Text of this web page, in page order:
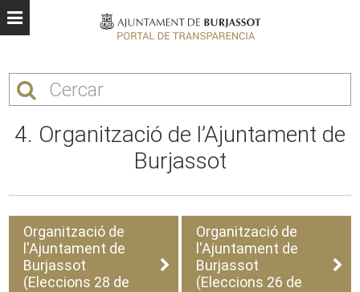
4. Organització de l’Ajuntament de
Burjassot
Organització de
l'Ajuntament de
Burjassot
(Eleccions 28 de
Organització de
l'Ajuntament de
Burjassot
(Eleccions 26 de